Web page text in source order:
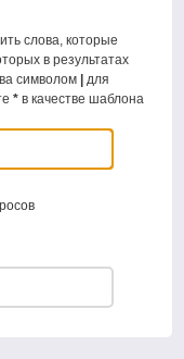
слова, которые
в результатах
символом | для
* в качестве шаблона